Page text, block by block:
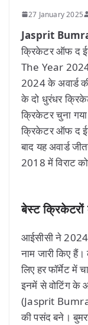
27 January 2025
Jasprit
क्रिकेटर ऑफ द
The Year
2024 के अवार्ड
के दो धुरंधर
क्रिकेटर चुना
क्रिकेटर ऑफ द
बाद यह अवार्ड
2018 में विराट
बेस्ट क्रिकेटरों
आईसीसी ने
नाम जारी किए
लिए हर फॉर्मेट में
इनमें से वोटिंग के
(Jasprit
की पसंद बने।